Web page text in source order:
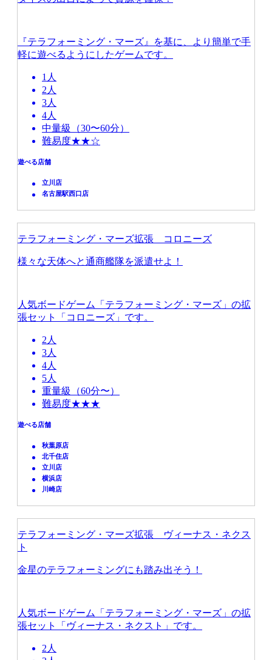
『テラフォーミング・マーズ』を基に、より簡単で手
軽に遊べるようにしたゲームです。
1人
2人
3人
4人
中量級（30〜60分）
難易度★★☆
遊べる店舗
立川店
名古屋駅西口店
テラフォーミング・マーズ拡張 コロニーズ
様々な天体へと通商艦隊を派遣せよ！
人気ボードゲーム「テラフォーミング・マーズ」の拡
張セット「コロニーズ」です。
2人
3人
4人
5人
重量級（60分〜）
難易度★★★
遊べる店舗
秋葉原店
北千住店
立川店
横浜店
川崎店
テラフォーミング・マーズ拡張 ヴィーナス・ネクス
ト
金星のテラフォーミングにも踏み出そう！
人気ボードゲーム「テラフォーミング・マーズ」の拡
張セット「ヴィーナス・ネクスト」です。
2人